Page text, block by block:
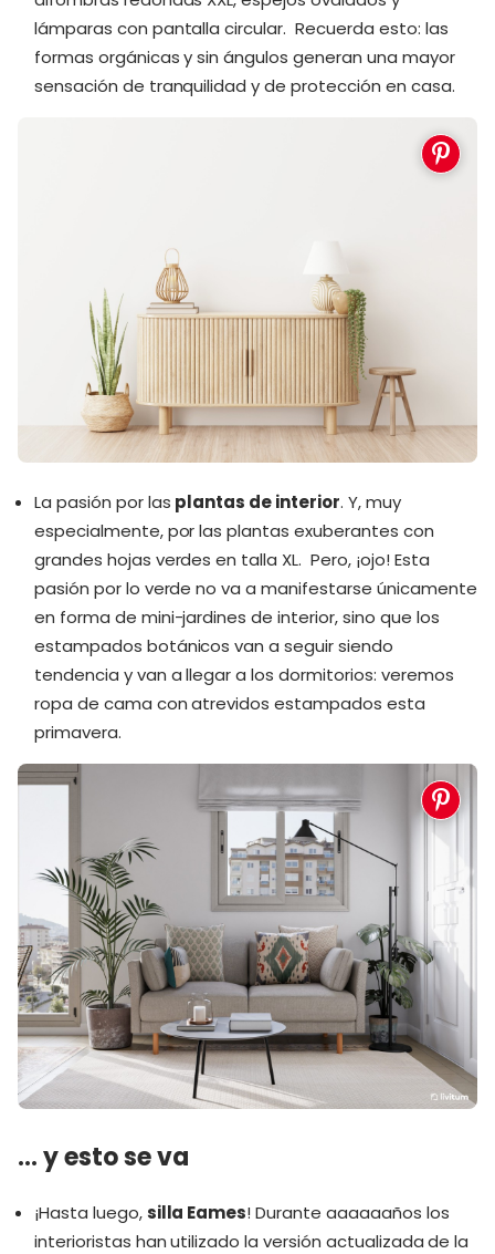
lámparas con pantalla circular. Recuerda esto: las
formas orgánicas y sin ángulos generan una mayor
sensación de tranquilidad y de protección en casa.
La pasión por las plantas de interior. Y, muy
especialmente, por las plantas exuberantes con
grandes hojas verdes en talla XL. Pero, ¡ojo! Esta
pasión por lo verde no va a manifestarse únicamente
en forma de mini-jardines de interior, sino que los
estampados botánicos van a seguir siendo
tendencia y van a llegar a los dormitorios: veremos
ropa de cama con atrevidos estampados esta
primavera.
… y esto se va
¡Hasta luego,silla Eames! Durante aaaaaaños los
interioristas han utilizado la versión actualizada de la